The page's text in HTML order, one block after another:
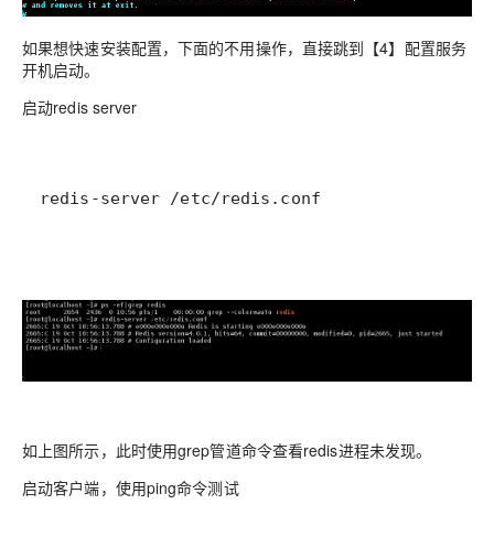
如果想快速安装配置，下面的不用操作，直接跳到【4】配置服务
开机启动。
启动redis server
redis-server /etc/redis.conf
如上图所示，此时使用grep管道命令查看redis进程未发现。
启动客户端，使用ping命令测试